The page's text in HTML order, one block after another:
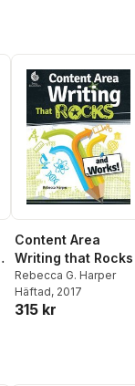
Content Area
Writing that Rocks
Rebecca G. Harper
Häftad, 2017
315 kr